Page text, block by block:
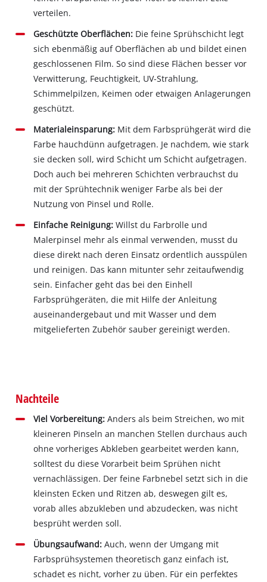
verteilen.
Geschützte Oberflächen: Die feine Sprühschicht legt
sich ebenmäßig auf Oberflächen ab und bildet einen
geschlossenen Film. So sind diese Flächen besser vor
Verwitterung, Feuchtigkeit, UV-Strahlung,
Schimmelpilzen, Keimen oder etwaigen Anlagerungen
geschützt.
Materialeinsparung: Mit dem Farbsprühgerät wird die
Farbe hauchdünn aufgetragen. Je nachdem, wie stark
sie decken soll, wird Schicht um Schicht aufgetragen.
Doch auch bei mehreren Schichten verbrauchst du
mit der Sprühtechnik weniger Farbe als bei der
Nutzung von Pinsel und Rolle.
Einfache Reinigung:Willst du Farbrolle und
Malerpinsel mehr als einmal verwenden, musst du
diese direkt nach deren Einsatz ordentlich ausspülen
und reinigen. Das kann mitunter sehr zeitaufwendig
sein. Einfacher geht das bei den Einhell
Farbsprühgeräten, die mit Hilfe der Anleitung
auseinandergebaut und mit Wasser und dem
mitgelieferten Zubehör sauber gereinigt werden.
Nachteile
Viel Vorbereitung: Anders als beim Streichen, wo mit
kleineren Pinseln an manchen Stellen durchaus auch
ohne vorheriges Abkleben gearbeitet werden kann,
solltest du diese Vorarbeit beim Sprühen nicht
vernachlässigen. Der feine Farbnebel setzt sich in die
kleinsten Ecken und Ritzen ab, deswegen gilt es,
vorab alles abzukleben und abzudecken, was nicht
besprüht werden soll.
Übungsaufwand: Auch, wenn der Umgang mit
Farbsprühsystemen theoretisch ganz einfach ist,
schadet es nicht, vorher zu üben. Für ein perfektes